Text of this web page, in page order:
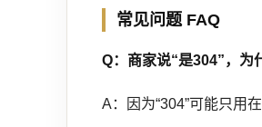
常见问题 FAQ
Q：商家说“是304”，为
A：因为“304”可能只用